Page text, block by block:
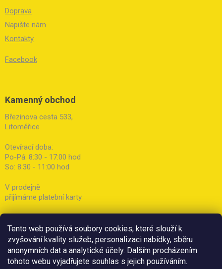
Tento web používá soubory cookies, které slouží k
zvyšování kvality služeb, personalizaci nabídky, sběru
anonymních dat a analytické účely. Dalším procházením
tohoto webu vyjadřujete souhlas s jejich používáním.
Doprava
Napište nám
Kontakty
Facebook
Kamenný obchod
Březinova cesta 533,
Litoměřice
Otevírací doba:
Po-Pá: 8:30 - 17:00 hod
So: 8:30 - 11:00 hod
V prodejně
přijímáme platební karty